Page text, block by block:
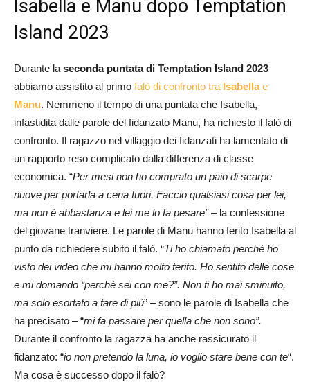
Isabella e Manu dopo Temptation
Island 2023
Durante la seconda puntata di Temptation Island 2023
abbiamo assistito al primo falò di confronto tra Isabellae
Manu. Nemmeno il tempo di una puntata che Isabella,
infastidita dalle parole del fidanzato Manu, ha richiesto il falò di
confronto. Il ragazzo nel villaggio dei fidanzati ha lamentato di
un rapporto reso complicato dalla differenza di classe
economica. “Per mesi non ho comprato un paio di scarpe
nuove per portarla a cena fuori. Faccio qualsiasi cosa per lei,
ma non è abbastanza e lei me lo fa pesare”– la confessione
del giovane tranviere. Le parole di Manu hanno ferito Isabella al
punto da richiedere subito il falò. “Ti ho chiamato perchè ho
visto dei video che mi hanno molto ferito. Ho sentito delle cose
e mi domando “perchè sei con me?”. Non ti ho mai sminuito,
ma solo esortato a fare di più” – sono le parole di Isabella che
ha precisato – “mi fa passare per quella che non sono”.
Durante il confronto la ragazza ha anche rassicurato il
fidanzato: “io non pretendo la luna, io voglio stare bene con te“.
Ma cosa è successo dopo il falò?